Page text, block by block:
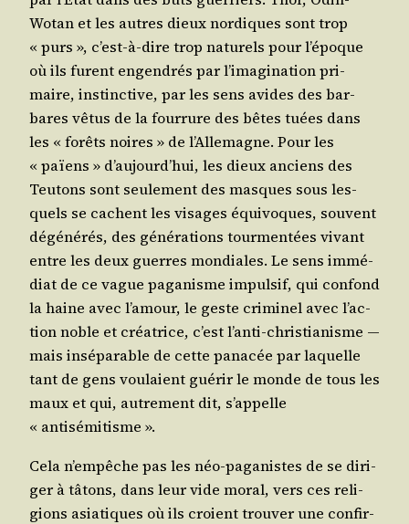
Wotan et les autres dieux nor­diques sont trop
« purs », c’est-à-dire trop natu­rels pour l’é­poque
où ils furent engen­drés par l’i­ma­gi­na­tion pri­
maire, ins­tinc­tive, par les sens avides des bar­
bares vêtus de la four­rure des bêtes tuées dans
les « forêts noires » de l’Al­le­magne. Pour les
« païens » d’au­jourd’­hui, les dieux anciens des
Teu­tons sont seule­ment des masques sous les­
quels se cachent les visages équi­voques, sou­vent
dégé­né­rés, des géné­ra­tions tour­men­tées vivant
entre les deux guerres mon­diales. Le sens immé­
diat de ce vague paga­nisme impul­sif, qui confond
la haine avec l’a­mour, le geste cri­mi­nel avec l’ac­
tion noble et créa­trice, c’est l’an­ti-chris­tia­nisme ―
mais insé­pa­rable de cette pana­cée par laquelle
tant de gens vou­laient gué­rir le monde de tous les
maux et qui, autre­ment dit, s’ap­pelle
« antisémitisme ».
Cela n’empêche pas les néo-paga­nistes de se diri­
ger à tâtons, dans leur vide moral, vers ces reli­
gions asia­tiques où ils croient trou­ver une confir­